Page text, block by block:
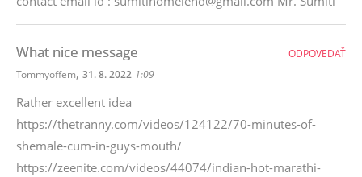
What nice message
Tommyoffem, 31. 8. 2022 1:09
Rather excellent idea
https://thetranny.com/videos/124122/70-minutes-of-
shemale-cum-in-guys-mouth/
https://zeenite.com/videos/44074/indian-hot-marathi-
ODPOVEDAŤ